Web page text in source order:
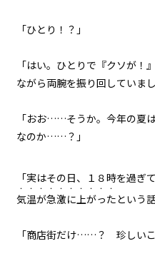
８
も
る
064
「ひとり！？」
「はい。ひとりで『クソが！
ながら両腕を振り回していまし
「おお……そうか。今年の夏
なのか……？」
「実はその日、１８時を過ぎ
気温が急激に上がった
・・・・・・・・・・
という
「商店街だけ……？ 珍しいこ